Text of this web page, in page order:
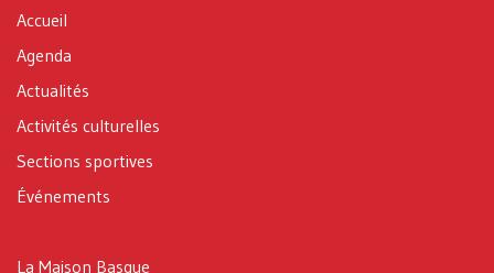
Accueil
Agenda
Actualités
Activités culturelles
Sections sportives
Événements
La Maison Basque